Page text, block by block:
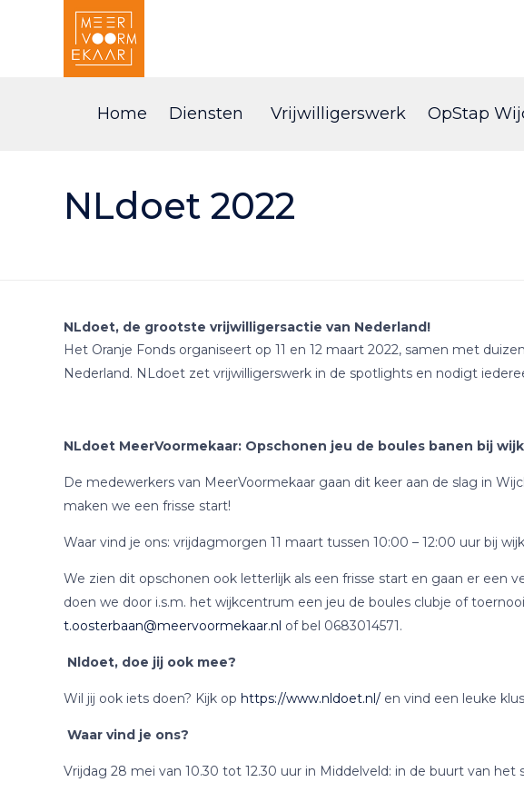
Home Diensten Vrijwilligerswerk OpStap
NLdoet 2022
NLdoet, de grootste vrijwilligersactie van Nederland!
Het Oranje Fonds organiseert op 11 en 12 maart 2022, samen met
Nederland. NLdoet zet vrijwilligerswerk in de spotlights en nodigt
NLdoet MeerVoormekaar: Opschonen jeu de boules banen bij
De medewerkers van MeerVoormekaar gaan dit keer aan de slag in
maken we een frisse start!
Waar vind je ons: vrijdagmorgen 11 maart tussen 10:00 – 12:00 uur bij
We zien dit opschonen ook letterlijk als een frisse start en gaan er
doen we door i.s.m. het wijkcentrum een jeu de boules clubje of
t.oosterbaan@meervoormekaar.nl of bel 0683014571.
Nldoet, doe jij ook mee?
Wil jij ook iets doen? Kijk op https://www.nldoet.nl/ en vind een leuke
Waar vind je ons?
Vrijdag 28 mei van 10.30 tot 12.30 uur in Middelveld: in de buurt van het